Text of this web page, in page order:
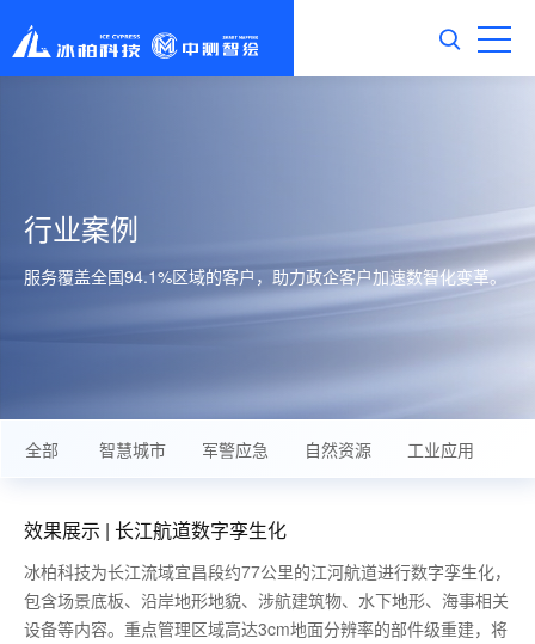
行业案例
服务覆盖全国94.1%区域的客户，助力政企客户加速数智化变革。
全部 智慧城市 军警应急 自然资源 工业应用
效果展示 | 长江航道数字孪生化
冰柏科技为长江流域宜昌段约77公里的江河航道进行数字孪生化，
包含场景底板、沿岸地形地貌、涉航建筑物、水下地形、海事相关
设备等内容。重点管理区域高达3cm地面分辨率的部件级重建，将